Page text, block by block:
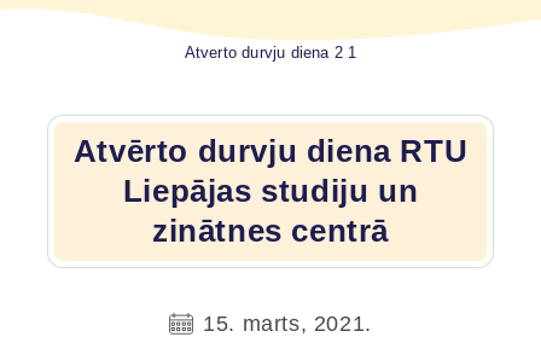
Atverto durvju diena 2 1
Atvērto durvju diena RTU
Liepājas studiju un
zinātnes centrā
15. marts, 2021.